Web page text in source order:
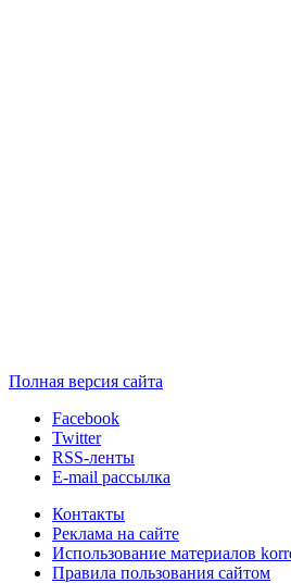
Полная версия сайта
Facebook
Twitter
RSS-ленты
E-mail рассылка
Контакты
Реклама на сайте
Использование материалов
Правила пользования сайтом